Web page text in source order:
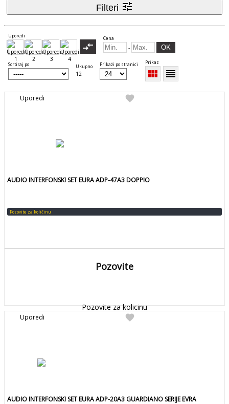
Filteri tune
Uporedi
compare_arrows
Cena
- OK
Sortiraj po Ukupno
12
Prikaži po stranici Prikaz
view_module reorder
favorite
Uporedi
AUDIO INTERFONSKI SET EURA ADP-47A3 DOPPIO
Pozovite za količinu
Pozovite
Pozovite za kolicinu
favorite
Uporedi
AUDIO INTERFONSKI SET EURA ADP-20A3 GUARDIANO SERIJE EVRA